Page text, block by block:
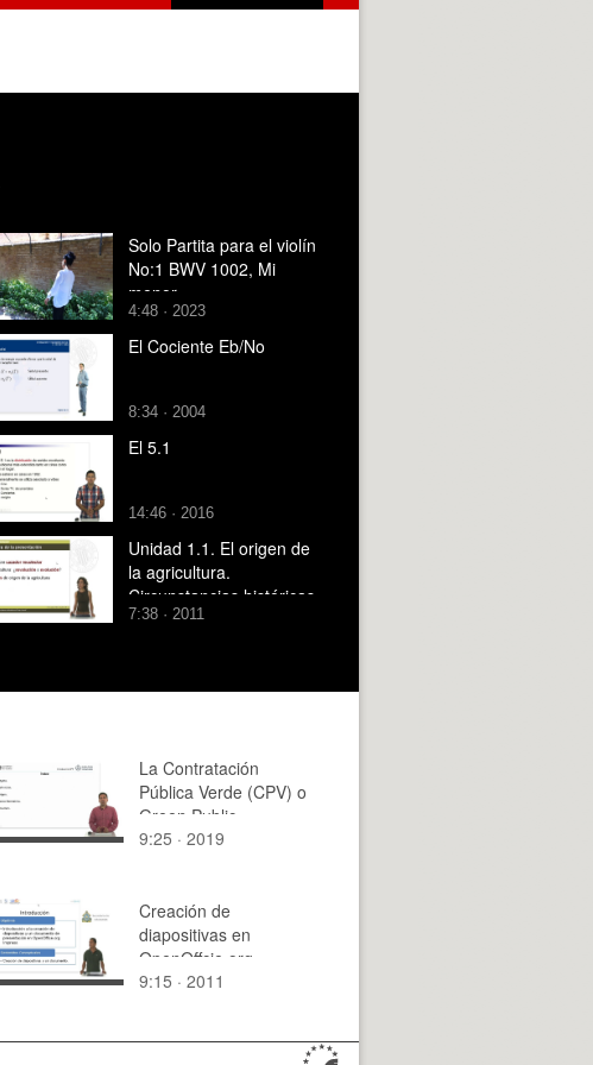
Solo Partita para el violín
No:1 BWV 1002, Mi
menor
4:48 · 2023
El Cociente Eb/No
8:34 · 2004
El 5.1
14:46 · 2016
Unidad 1.1. El origen de
la agricultura.
Circunstancias históricas.
7:38 · 2011
La Contratación
Pública Verde (CPV) o
Green Public
Procurement (GPP)
9:25 · 2019
Creación de
diapositivas en
OpenOffcie.org
Impress
9:15 · 2011